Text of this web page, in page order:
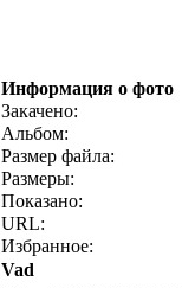
Информация о фото
Закачено:
Альбом:
Размер файла:
Размеры:
Показано:
URL:
Избранное:
Vad